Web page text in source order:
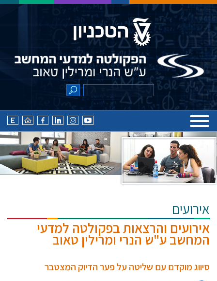
אירועים
אירועים והרצאות בפקולטה למדעי
המחשב ע"ש הנרי ומרילין טאוב
סיווג מוקדם עם שליטה על פער הדיוק המצטבר